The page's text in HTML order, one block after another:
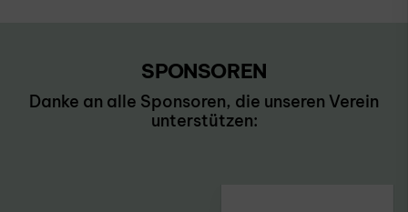
SPONSOREN
Danke an alle Sponsoren, die unseren Verein
unterstützen: